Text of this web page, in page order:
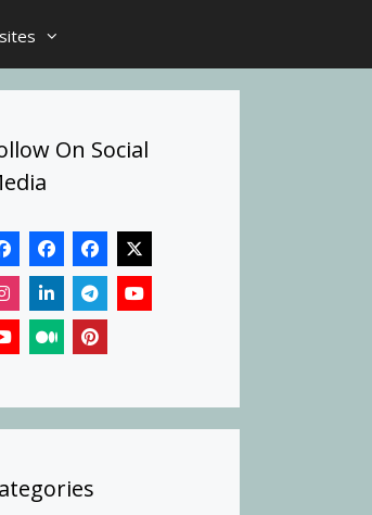
On Social